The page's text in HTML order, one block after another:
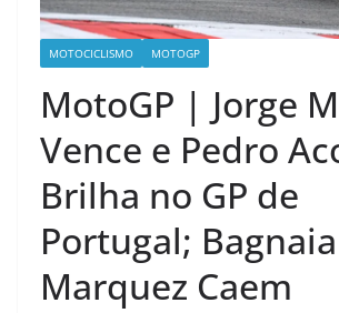
MOTOCICLISMO MOTOGP
MotoGP | Jorge
Vence e Pedro
Brilha no GP de
Portugal;
Marquez Caem